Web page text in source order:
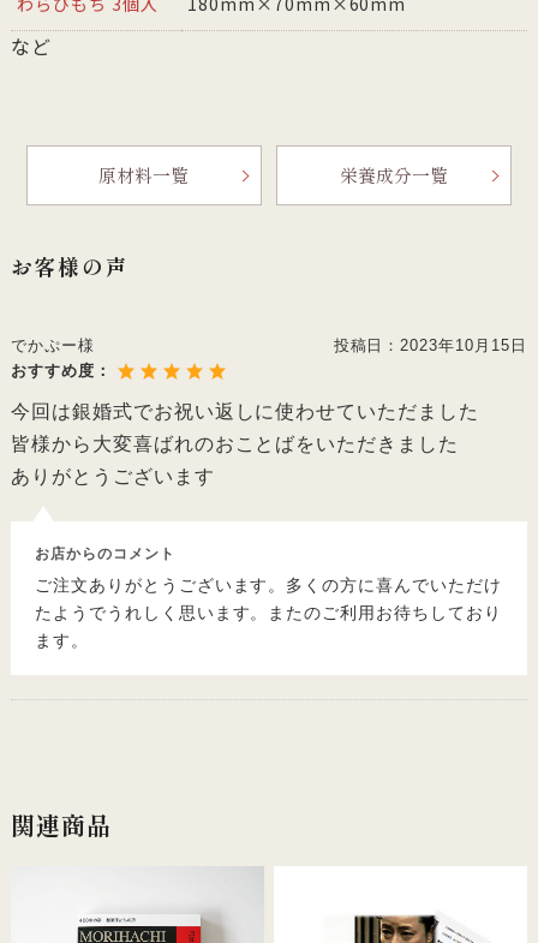
など
原材料一覧 栄養成分一覧
お客様の声
でかぷー様 投稿日：2023年10月15日
おすすめ度：
今回は銀婚式でお祝い返しに使わせていただました
皆様から大変喜ばれのおことばをいただきました
ありがとうございます
お店からのコメント
ご注文ありがとうございます。多くの方に喜んでいただけ
たようでうれしく思います。またのご利用お待ちしており
ます。
関連商品